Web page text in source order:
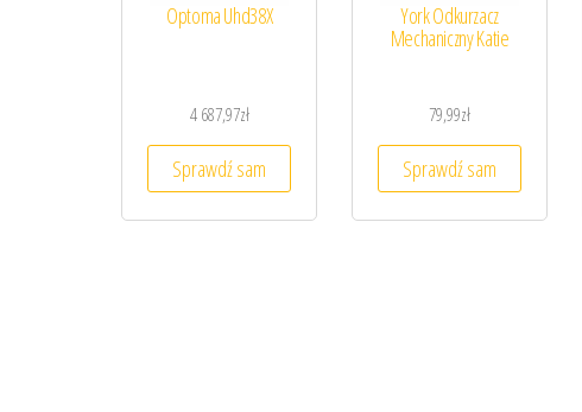
Optoma Uhd38X
4 687,97zł
Sprawdź sam
York Odkurzacz
Mechaniczny Katie
79,99zł
Sprawdź sam